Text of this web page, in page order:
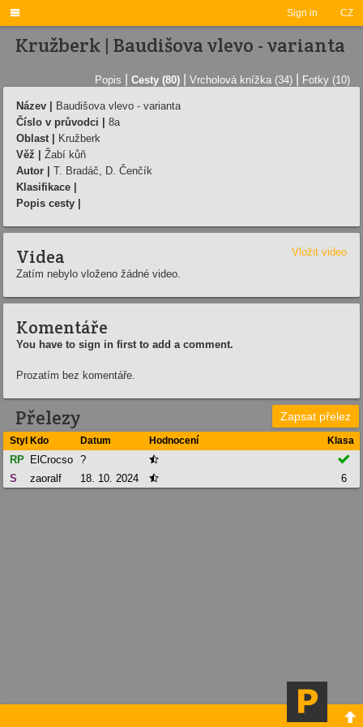
Sign in CZ

Kružberk | Baudišova vlevo - varianta
Popis Cesty (80) Vrcholová knížka (34) Fotky (10)
Název |
Baudišova vlevo - varianta
Číslo v průvodci |
8a
Oblast |
Kružberk
Věž |
Žabí kůň
Autor |
T. Bradáč, D. Čenčík
Klasifikace |
Popis cesty |
Videa
Vložit video
Zatím nebylo vloženo žádné video.
Komentáře
You have to sign in first to add a comment.
Prozatím bez komentáře.
Přelezy Zapsat přelez
Styl Kdo Datum Hodnocení Klasa
RP ElCrocso ? 

S
zaoralf 18. 10. 2024  6
